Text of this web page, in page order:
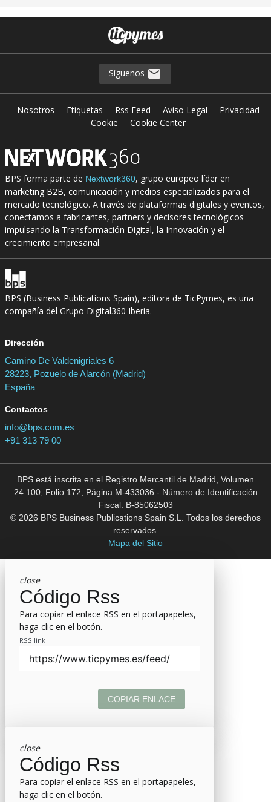
Síguenos
Nosotros Etiquetas Rss Feed Aviso Legal
Privacidad
Cookie
Cookie Center
BPS forma parte de Nextwork360, grupo europeo líder en
marketing B2B, comunicación y medios especializados para el
mercado tecnológico. A través de plataformas digitales y eventos,
conectamos a fabricantes, partners y decisores tecnológicos
impulsando la Transformación Digital, la Innovación y el
crecimiento empresarial.
BPS (Business Publications Spain), editora de TicPymes, es una
compañía del Grupo Digital360 Iberia.
Dirección
Camino De Valdenigriales 6
28223, Pozuelo de Alarcón (Madrid)
España
Contactos
info@bps.com.es
+91 313 79 00
BPS está inscrita en el Registro Mercantil de Madrid, Volumen
24.100, Folio 172, Página M-433036 - Número de Identificación
Fiscal: B-85062503
© 2026 BPS Business Publications Spain S.L. Todos los derechos
reservados.
Mapa del Sitio
close
Código Rss
Para copiar el enlace RSS en el portapapeles,
haga clic en el botón.
RSS link
COPIAR ENLACE
close
Código Rss
Para copiar el enlace RSS en el portapapeles,
haga clic en el botón.